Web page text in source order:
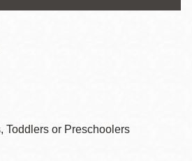
Toddlers or Preschoolers